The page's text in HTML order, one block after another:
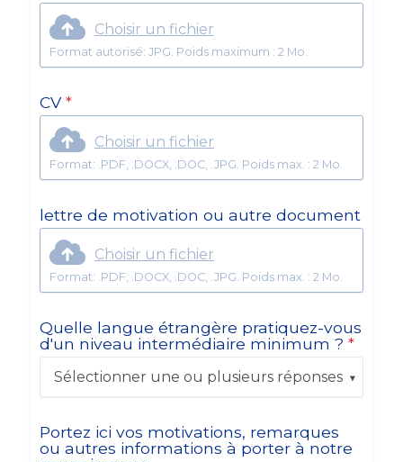
Choisir un fichier
Format autorisé: JPG. Poids maximum : 2 Mo.
CV *
Choisir un fichier
Format: .PDF, .DOCX, .DOC, .JPG. Poids max. : 2 Mo.
lettre de motivation ou autre document
Choisir un fichier
Format: .PDF, .DOCX, .DOC, .JPG. Poids max. : 2 Mo.
Quelle langue étrangère pratiquez-vous
d'un niveau intermédiaire minimum ? *
Sélectionner une ou plusieurs réponses
Portez ici vos motivations, remarques
ou autres informations à porter à notre